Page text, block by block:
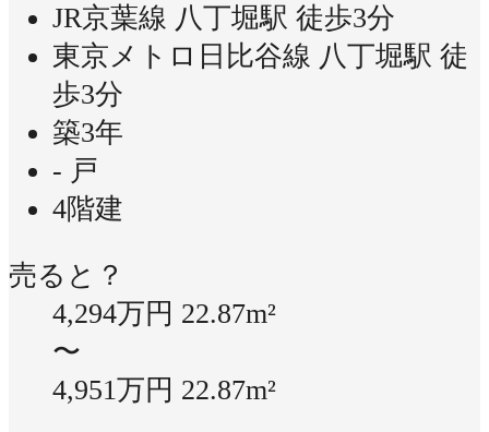
JR京葉線 八丁堀駅 徒歩3分
東京メトロ日比谷線 八丁堀駅 徒
歩3分
築3年
- 戸
4階建
売ると？
4,294万円 22.87m²
〜
4,951万円 22.87m²